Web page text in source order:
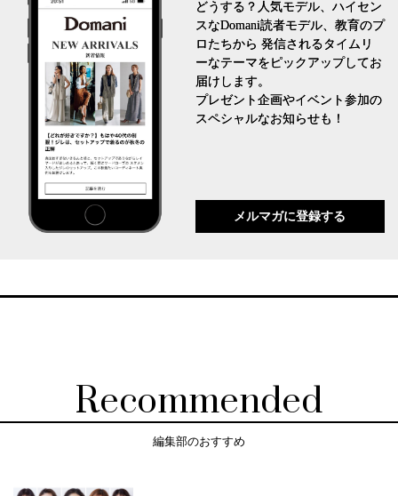
どうする？人気モデル、ハイセン
スなDomani読者モデル、教育のプ
ロたちから 発信されるタイムリ
ーなテーマをピックアップしてお
届けします。
プレゼント企画やイベント参加の
スペシャルなお知らせも！
メルマガに登録する
Recommended
編集部のおすすめ